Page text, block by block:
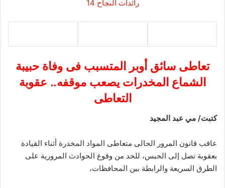
تعاطى سائق أوبر المتسبب فى وفاة حبيبة
الشماع المخدرات يصعب موقفه.. عقوبة
التعاطى
كتبت/ مي عبد المجيد
عاقب قانون المرور الحالى متعاطى المواد المخدرة أثناء القيادة
بعقوبة تصل إلى الحبس، للحد من وقوع الحوادث المرورية على
الطرق السريعة والرابطة بين المحافظات،